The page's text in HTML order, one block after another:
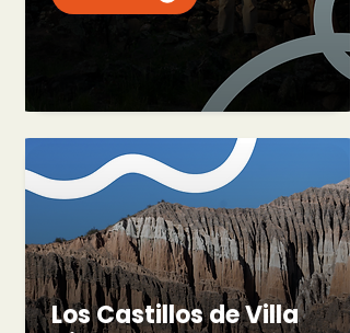
Los Castillos de Villa